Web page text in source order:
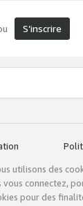
S’inscrire
utilisons des
connectez,
pour des